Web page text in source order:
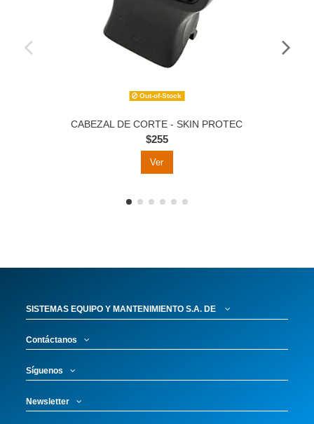
Out-of-Stock
CABEZAL DE CORTE - SKIN PROTEC
$255
Ver
SISTEMAS EQUIPO Y MANTENIMIENTO S.A. DE
Contáctanos
Síguenos
Newsletter